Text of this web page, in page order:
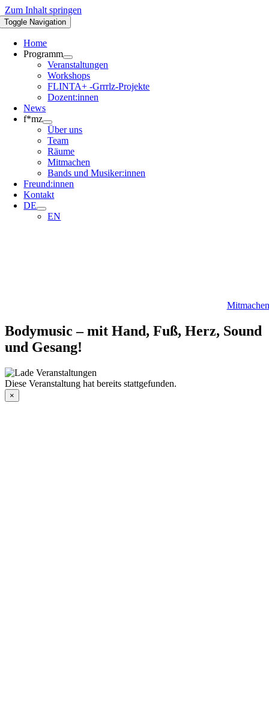
Zum Inhalt springen
Toggle Navigation
Home
Programm
Veranstaltungen
Workshops
FLINTA+ -Grrrlz-Projekte
Dozent:innen
News
f*mz
Über uns
Team
Räume
Mitmachen
Bands und Musiker:innen
Freund:innen
Kontakt
DE
EN
Mitmachen
Bodymusic – mit Hand, Fuß, Herz, Sound
und Gesang!
Diese Veranstaltung hat bereits stattgefunden.
×